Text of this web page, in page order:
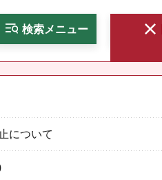
検索メニュー
について